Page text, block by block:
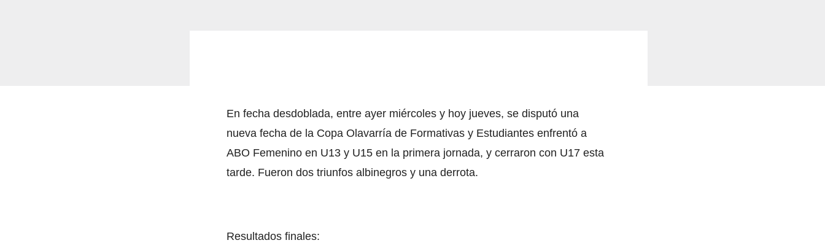
En fecha desdoblada, entre ayer miércoles y hoy jueves, se disputó una
nueva fecha de la Copa Olavarría de Formativas y Estudiantes enfrentó a
ABO Femenino en U13 y U15 en la primera jornada, y cerraron con U17 esta
tarde. Fueron dos triunfos albinegros y una derrota.
Resultados finales: